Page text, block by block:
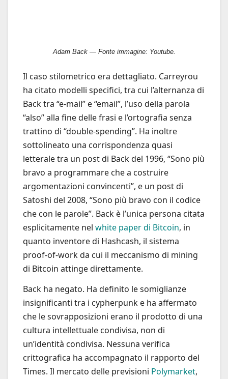
Adam Back — Fonte immagine: Youtube.
Il caso stilometrico era dettagliato. Carreyrou
ha citato modelli specifici, tra cui l’alternanza di
Back tra “e-mail” e “email”, l’uso della parola
“also” alla fine delle frasi e l’ortografia senza
trattino di “double-spending”. Ha inoltre
sottolineato una corrispondenza quasi
letterale tra un post di Back del 1996, “Sono più
bravo a programmare che a costruire
argomentazioni convincenti”, e un post di
Satoshi del 2008, “Sono più bravo con il codice
che con le parole”. Back è l’unica persona citata
esplicitamente nel white paperdi Bitcoin, in
quanto inventore di Hashcash, il sistema
proof-of-work da cui il meccanismo di mining
di Bitcoin attinge direttamente.
Back ha negato. Ha definito le somiglianze
insignificanti tra i cypherpunk e ha affermato
che le sovrapposizioni erano il prodotto di una
cultura intellettuale condivisa, non di
un’identità condivisa. Nessuna verifica
crittografica ha accompagnato il rapporto del
Times. Il mercato delle previsioni Polymarket,